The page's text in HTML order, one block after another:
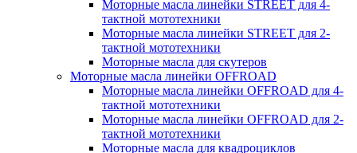
Моторные масла линейки STREET для 4-
тактной мототехники
Моторные масла линейки STREET для 2-
тактной мототехники
Моторные масла для скутеров
Моторные масла линейки OFFROAD
Моторные масла линейки OFFROAD для 4-
тактной мототехники
Моторные масла линейки OFFROAD для 2-
тактной мототехники
Моторные масла для квадроциклов